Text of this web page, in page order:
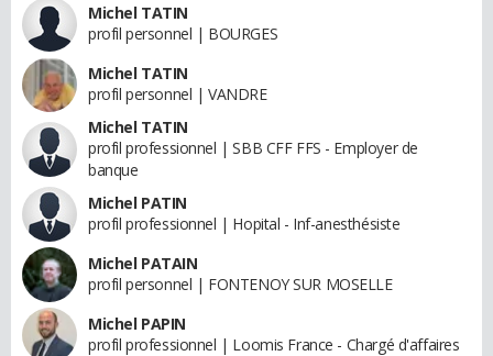
Michel TATIN
profil personnel | BOURGES
Michel TATIN
profil personnel | VANDRE
Michel TATIN
profil professionnel | SBB CFF FFS - Employer de
banque
Michel PATIN
profil professionnel | Hopital - Inf-anesthésiste
Michel PATAIN
profil personnel | FONTENOY SUR MOSELLE
Michel PAPIN
profil professionnel | Loomis France - Chargé d'affaires